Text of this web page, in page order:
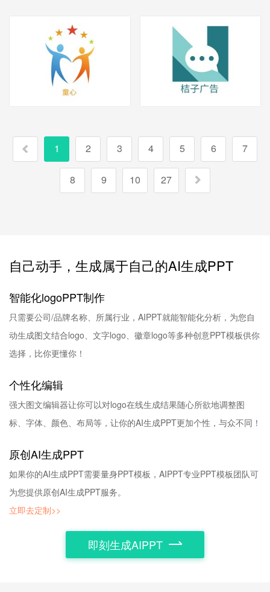
1 2 3 4 5 6 7
8 9 10 27
自己动手，生成属于自己的AI生成PPT
即刻生成AIPPT
智能化logoPPT制作
只需要公司/品牌名称、所属行业，AIPPT就能智能化分析，为您自
动生成图文结合logo、文字logo、徽章logo等多种创意PPT模板供你
选择，比你更懂你！
个性化编辑
强大图文编辑器让你可以对logo在线生成结果随心所欲地调整图
标、字体、颜色、布局等，让你的AI生成PPT更加个性，与众不同！
原创AI生成PPT
如果你的AI生成PPT需要量身PPT模板，AIPPT专业PPT模板团队可
为您提供原创AI生成PPT服务。
立即去定制>>